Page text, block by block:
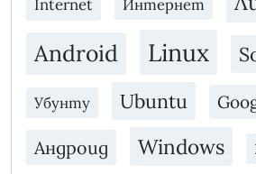
Internet Интернет
Android Linux
Убунту Ubuntu
Андроид Windows